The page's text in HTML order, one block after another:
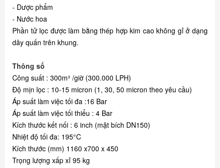
- Dược phẩm
- Nước hoa
Phần tử lọc được làm bằng thép hợp kim cao không gỉ ở dạng
dây quấn trên khung.
Thông số
Công suất : 300m³ /giờ (300.000 LPH)
Độ mịn lọc : 10-15 micron (1, 30, 50 micron theo yêu cầu)
Áp suất làm việc tối đa :16 Bar
Áp suất làm việc tối thiểu : 4 Bar
Kích thước kết nối : 6 inch (mặt bích DN150)
Nhiệt độ tối đa: 195°C
Kích thước (mm) 1160 x700 x 450
Trọng lượng xấp xỉ 95 kg